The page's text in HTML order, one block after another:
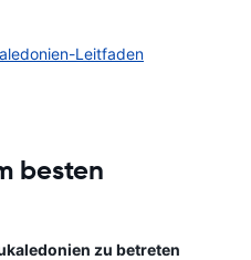
Leitfaden
besten
zu betreten